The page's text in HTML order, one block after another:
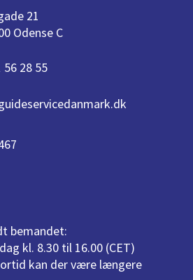
21
Odense C
56 28 55
bemandet:
kl. 8.30 til 16.00 (CET)
kan der være længere